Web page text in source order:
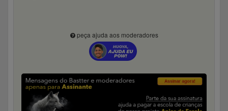
peça ajuda aos moderadores